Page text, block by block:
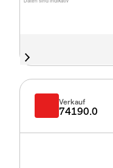
Verkauf
74190.0